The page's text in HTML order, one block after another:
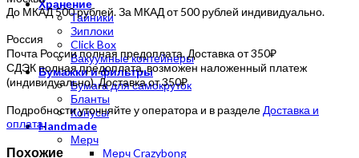
Хранение
Тайники
Зиплоки
Click Box
Вакуумные контейнеры
Бумажки и фильтры
Бумага для самокруток
Бланты
Конусы
Handmade
Мерч
Мерч Crazybong
До МКАД 500 рублей. За МКАД от 500 рублей индивидуально.
Россия
Почта России полная предоплата. Доставка от 350₽
СДЭК полная предоплата, возможен наложенный платеж
(индивидуально). Доставка от 350₽
Подробности уточняйте у оператора и в разделе Доставка и
оплата.
Похожие